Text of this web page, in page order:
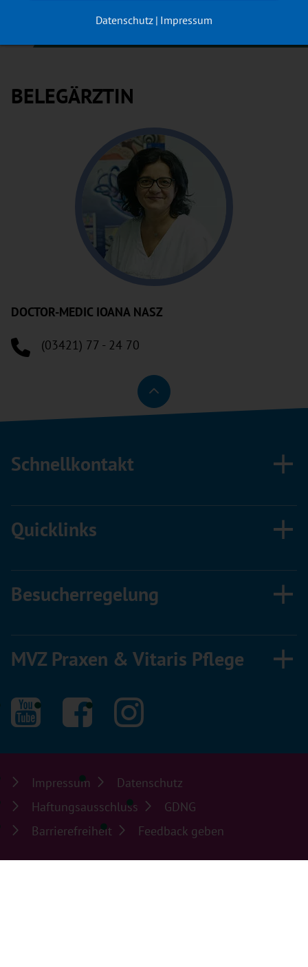
ambulant oder stationär erfolgen.
BELEGÄRZTIN
DOCTOR-MEDIC IOANA NASZ
(03421) 77 - 24 70
Schnellkontakt
Quicklinks
Besucherregelung
MVZ Praxen & Vitaris Pflege
Impressum
Datenschutz
Haftungsausschluss
GDNG
Barrierefreiheit
Feedback geben
Datenschutz Impressum